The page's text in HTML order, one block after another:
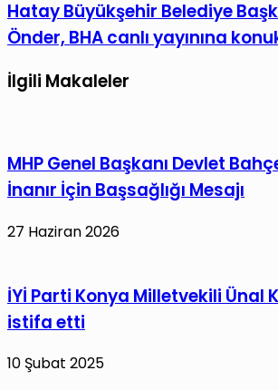
paylaş
deposunda
yangın!
Hatay
Büyükşehir
Başkanı
canlı
yayınına
oldu!
Hatay Büyükşehir Belediye
Önder, BHA canlı yayınına
İlgili Makaleler
MHP Genel Başkanı Devlet
İnanır İçin Başsağlığı Mesajı
27 Haziran 2026
İYİ Parti Konya Milletvekili Ünal
istifa etti
10 Şubat 2025